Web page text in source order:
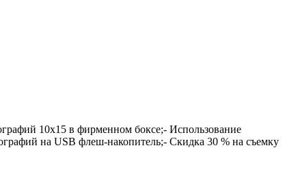
10х15 в фирменном боксе;- Использование
на USB флеш-накопитель;- Скидка 30 % на съемку